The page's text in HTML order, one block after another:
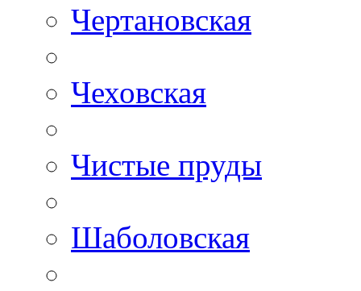
Чертановская
Чеховская
Чистые пруды
Шаболовская